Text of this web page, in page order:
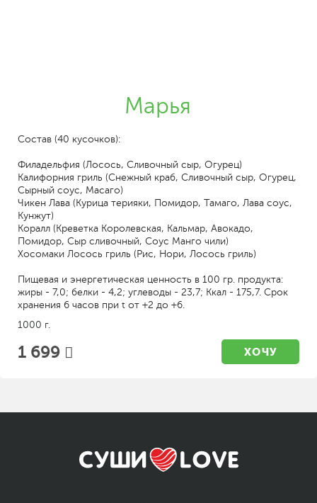
Марья
Состав (40 кусочков):
Филадельфия (Лосось, Сливочный сыр, Огурец)
Калифорния гриль (Снежный краб, Сливочный сыр, Огурец,
Сырный соус, Масаго)
Чикен Лава (Курица терияки, Помидор, Тамаго, Лава соус,
Кунжут)
Коралл (Креветка Королевская, Кальмар, Авокадо,
Помидор, Сыр сливочный, Соус Манго чили)
Хосомаки Лосось гриль (Рис, Нори, Лосось гриль)
Пищевая и энергетическая ценность в 100 гр. продукта:
жиры - 7,0; белки - 4,2; углеводы - 23,7; Ккал - 175,7. Срок
хранения 6 часов при t от +2 до +6.
1000 г.
1 699 ХОЧУ